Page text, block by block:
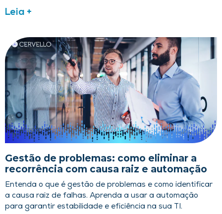
Leia +
Gestão de problemas: como eliminar a
recorrência com causa raiz e automação
Entenda o que é gestão de problemas e como identificar
a causa raiz de falhas. Aprenda a usar a automação
para garantir estabilidade e eficiência na sua TI.